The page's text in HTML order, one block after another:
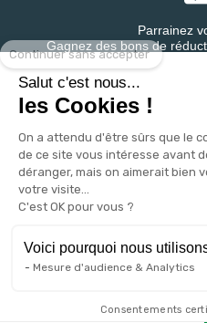
Continuer sans accepter
Salut c'est nous...
les Cookies !
On a attendu d'être sûrs que le
de ce site vous intéresse avant
déranger, mais on aimerait bien
votre visite...
C'est OK pour vous ?
Voici pourquoi nous
Mesure d'audience & Analytics
Consentements
Parrainez
Gagnez des bons de
Retrouvez